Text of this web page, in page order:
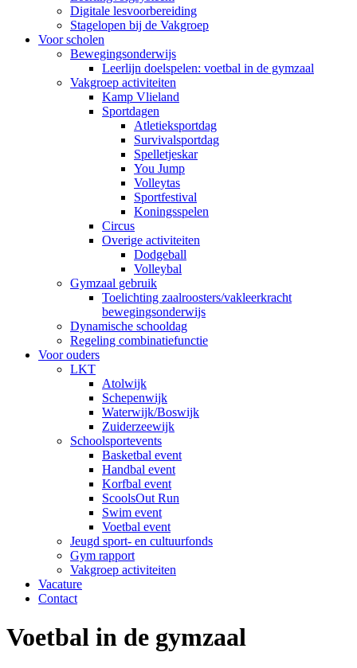
Digitale lesvoorbereiding
Stagelopen bij de Vakgroep
Voor scholen
Bewegingsonderwijs
Leerlijn doelspelen: voetbal in de gymzaal
Vakgroep activiteiten
Kamp Vlieland
Sportdagen
Atletieksportdag
Survivalsportdag
Spelletjeskar
You Jump
Volleytas
Sportfestival
Koningsspelen
Circus
Overige activiteiten
Dodgeball
Volleybal
Gymzaal gebruik
Toelichting zaalroosters/vakleerkracht
bewegingsonderwijs
Dynamische schooldag
Regeling combinatiefunctie
Voor ouders
LKT
Atolwijk
Schepenwijk
Waterwijk/Boswijk
Zuiderzeewijk
Schoolsportevents
Basketbal event
Handbal event
Korfbal event
ScoolsOut Run
Swim event
Voetbal event
Jeugd sport- en cultuurfonds
Gym rapport
Vakgroep activiteiten
Vacature
Contact
Voetbal in de gymzaal